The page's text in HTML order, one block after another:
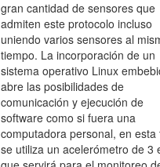
gran cantidad de sensores que
admiten este protocolo incluso
uniendo varios sensores al
tiempo. La incorporación de un
sistema operativo Linux
abre las posibilidades de
comunicación y ejecución de
software como si fuera una
computadora personal, en esta
se utiliza un acelerómetro de 3